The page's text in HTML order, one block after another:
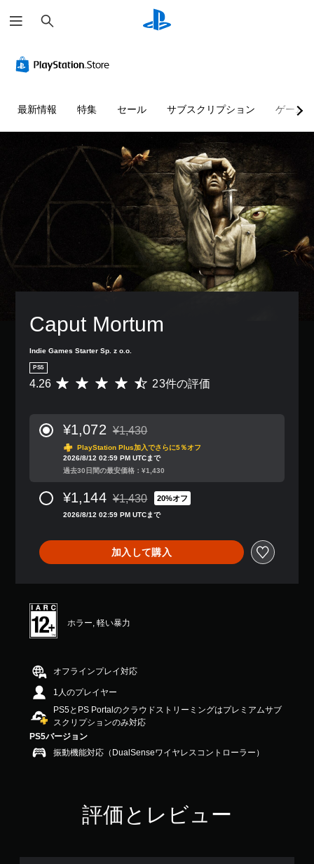
索
最新情報 特集 セール サブスクリプション ゲーム
Caput Mortum
Indie Games Starter Sp. z o.o.
PS5
評
の
.
2
6
4.26 23件の評価
¥1,072 通常価格¥1,430より値引き
¥1,430
PlayStation Plus加入でさらに5％オフ
2026/8/12 02:59 PM UTCまで
過去30日間の最安価格：¥1,430
¥1,144 通常価格¥1,430より値引き
¥1,430 20%オフ
2026/8/12 02:59 PM UTCまで
加入して購入
ホラー, 軽い暴力
オフラインプレイ対応
1人のプレイヤー
PS5とPS Portalのクラウドストリーミングはプレミアムサブ
スクリプションのみ対応
PS5バージョン
振動機能対応（DualSenseワイヤレスコントローラー）
評価とレビュー